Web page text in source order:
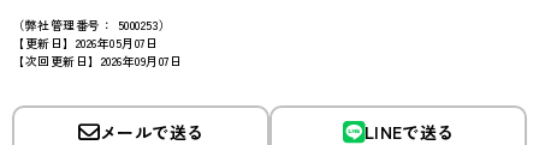
（弊社管理番号： 5000253）
【更新日】2026年05月07日
【次回更新日】2026年09月07日
メールで送る LINEで送る